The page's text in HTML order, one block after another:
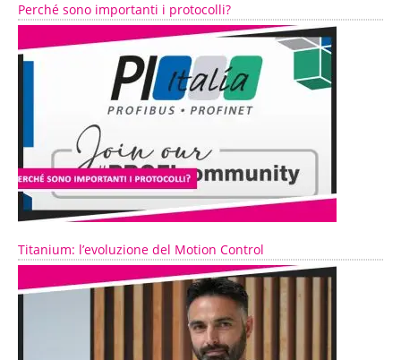
Perché sono importanti i protocolli?
Titanium: l’evoluzione del Motion Control